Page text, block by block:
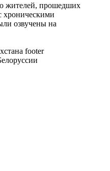
жителей, прошедших
хроническими
озвучены на